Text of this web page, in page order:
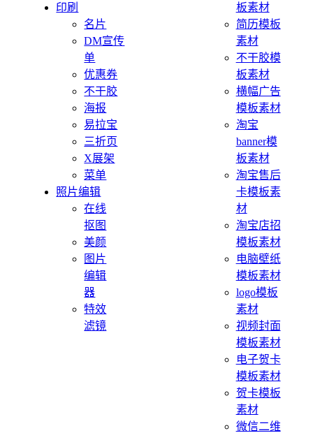
印刷
名片
DM宣传
单
优惠券
不干胶
海报
易拉宝
三折页
X展架
菜单
照片编辑
在线
抠图
美颜
图片
编辑
器
特效
滤镜
板素材
简历模板
素材
不干胶模
板素材
横幅广告
模板素材
淘宝
banner模
板素材
淘宝售后
卡模板素
材
淘宝店招
模板素材
电脑壁纸
模板素材
logo模板
素材
视频封面
模板素材
电子贺卡
模板素材
贺卡模板
素材
微信二维